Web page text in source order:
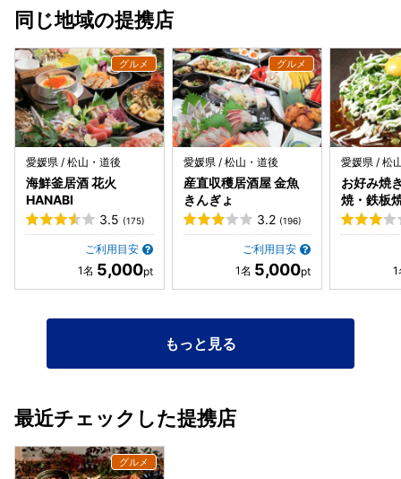
い味してるわ〜😆 鯛&鰤の刺身は普通だね😔鯛は身厚で炙り
😔 もう一段高いクオリティを期待してたんだけどね…😰 鯛
めし。出汁で炊き上げられた鯛めしは土鍋に鯛の香りと旨味
が染み込んだ絶妙な味わい…👌米🍚に具材の鯛身とイクラ、
ネギetc...とが見事に調和してて口の中に広がる風味が堪ら
んね！これはマジで旨いわ〜😋 うん。間違いなくいい店だ
ね！👍十分美味しい！ 但し、コスパ考えると決して良いとは
思えないね…😅 料理内容と支払額を鑑みると微妙…😓この値
段なら料理だけなら他にいい店は幾らでもあるかな…🥲 再訪
は要検討だね！
同じ地域の提携店
愛媛県 / 松山・道後
海鮮釜居酒 花火
HANABI
3.5 (175)
ご利用目安
5,000
愛媛県 / 松山・道後
産直収穫居酒屋 金魚
きんぎょ
3.2 (196)
ご利用目安
5,000
愛媛県 / 松
お好み焼
焼・鉄板
衣山店
もっと見る
最近チェックした提携店